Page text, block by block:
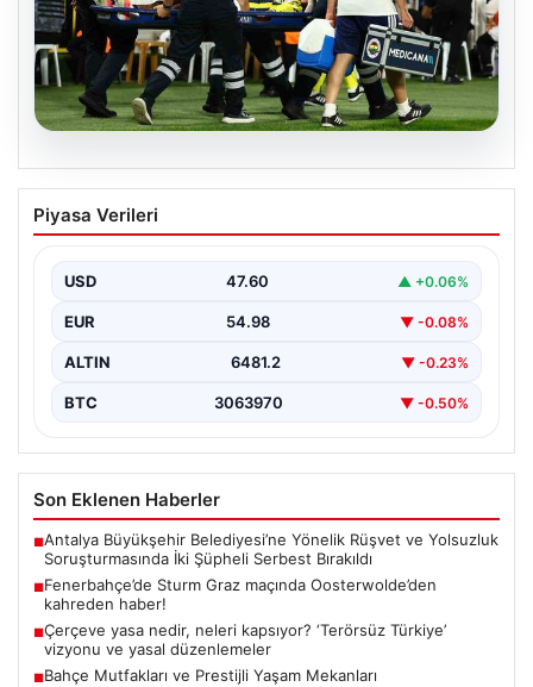
05.08.2026
Fenerbahçe’de Sturm Graz maçında
Oosterwolde’den kahreden haber!
Piyasa Verileri
USD 47.60 ▲ +0.06%
EUR 54.98 ▼ -0.08%
ALTIN 6481.2 ▼ -0.23%
BTC 3063970 ▼ -0.50%
Son Eklenen Haberler
■Antalya Büyükşehir Belediyesi’ne Yönelik Rüşvet ve Yolsuzluk
Soruşturmasında İki Şüpheli Serbest Bırakıldı
■Fenerbahçe’de Sturm Graz maçında Oosterwolde’den
kahreden haber!
■Çerçeve yasa nedir, neleri kapsıyor? ‘Terörsüz Türkiye’
vizyonu ve yasal düzenlemeler
■Bahçe Mutfakları ve Prestijli Yaşam Mekanları